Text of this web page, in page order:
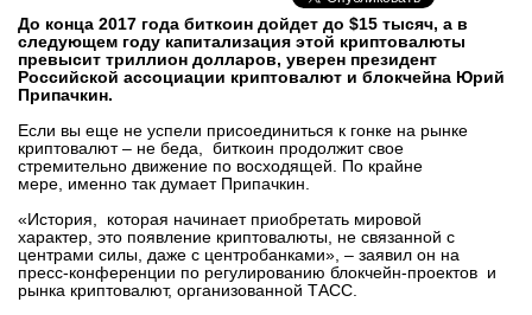
Мероприятия
Новости
Интервью
вконтакте
телеграм
До конца 2017 года биткоин дойдет до $15 тысяч, а в
следующем году капитализация этой криптовалюты
превысит триллион долларов, уверен президент
Российской ассоциации криптовалют и блокчейна Юрий
Припачкин.
Если вы еще не успели присоединиться к гонке на рынке
криптовалют – не беда, биткоин продолжит свое
стремительно движение по восходящей. По крайне
мере, именно так думает Припачкин.
«История, которая начинает приобретать мировой
характер, это появление криптовалюты, не связанной с
центрами силы, даже с центробанками», – заявил он на
пресс-конференции по регулированию блокчейн-проектов и
рынка криптовалют, организованной ТАСС.